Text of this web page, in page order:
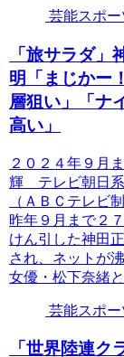
芸能スポー
「旅サラダ」
明「まじかー
層狙い」「ナ
高い」
２０２４年９月
輝 テレビ朝日系
（ＡＢＣテレビ
昨年９月まで２
けん引した神田
され、ネットが
女優・松下奈緒
芸能スポー
「世界陸連ク